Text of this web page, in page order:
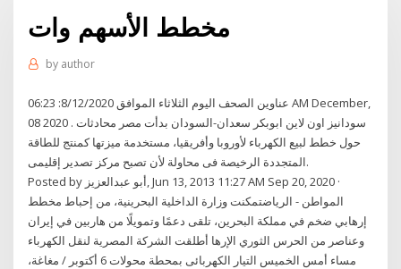
مخطط الأسهم وات
by author
عناوين الصحف اليوم الثلاثاء الموافق 8/12/2020: 06:23 AM December,
08 2020 . سودانيز اون لاين ابوبكر سعدان-السودان بدأت مصر محادثات
حول خطط لبيع الكهرباء لأوروبا وأفريقيا، مستخدمة ميزتها كمنتج للطاقة
المتجددة الرخيصة فى محاولة لأن تصبح مركز تصدير إقليمى.
Posted by أبو عبدالعزيز, Jun 13, 2013 11:27 AM Sep 20, 2020 ·
المواطن - الرياضتمكنت وزارة الداخلية البحرينية، من إحباط مخطط
إرهابي ضخم في مملكة البحرين، تلقى دعمًا وتمويلًا من هاربين في إيران
وعناصر من الحرس الثوري الإرها أطلقت الشركة المصرية لنقل الكهرباء
مساء أمس الخميس التيار الكهربائى بمحطة محولات 6 أكتوبر / مغاغة،